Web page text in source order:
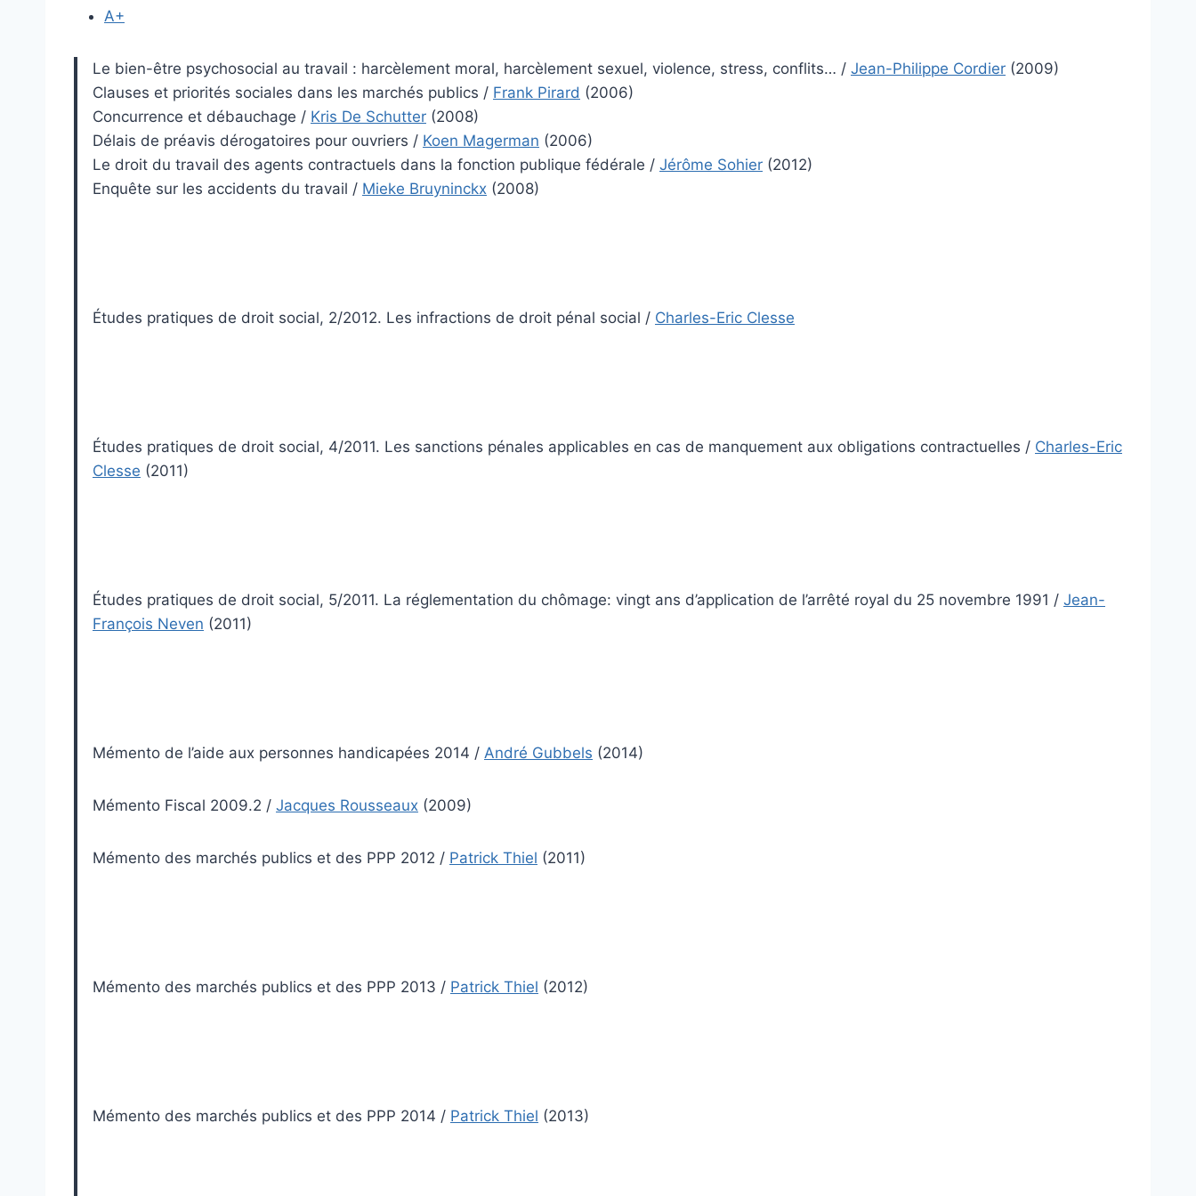
A+
Le bien-être psychosocial au travail : harcèlement moral, harcèlement sexuel, violence, stress, conflits… / Jean-Philippe Cordier (2009)
Clauses et priorités sociales dans les marchés publics / Frank Pirard (2006)
Concurrence et débauchage / Kris De Schutter (2008)
Délais de préavis dérogatoires pour ouvriers / Koen Magerman (2006)
Le droit du travail des agents contractuels dans la fonction publique fédérale / Jérôme Sohier (2012)
Enquête sur les accidents du travail / Mieke Bruyninckx (2008)
Études pratiques de droit social, 2/2012. Les infractions de droit pénal social / Charles-Eric Clesse
Études pratiques de droit social, 4/2011. Les sanctions pénales applicables en cas de manquement aux obligations contractuelles / Charles-Eric
Clesse (2011)
Études pratiques de droit social, 5/2011. La réglementation du chômage: vingt ans d’application de l’arrêté royal du 25 novembre 1991 / Jean-
François Neven (2011)
Mémento de l’aide aux personnes handicapées 2014 / André Gubbels (2014)
Mémento Fiscal 2009.2 / Jacques Rousseaux (2009)
Mémento des marchés publics et des PPP 2012 / Patrick Thiel (2011)
Mémento des marchés publics et des PPP 2013 / Patrick Thiel (2012)
Mémento des marchés publics et des PPP 2014 / Patrick Thiel (2013)